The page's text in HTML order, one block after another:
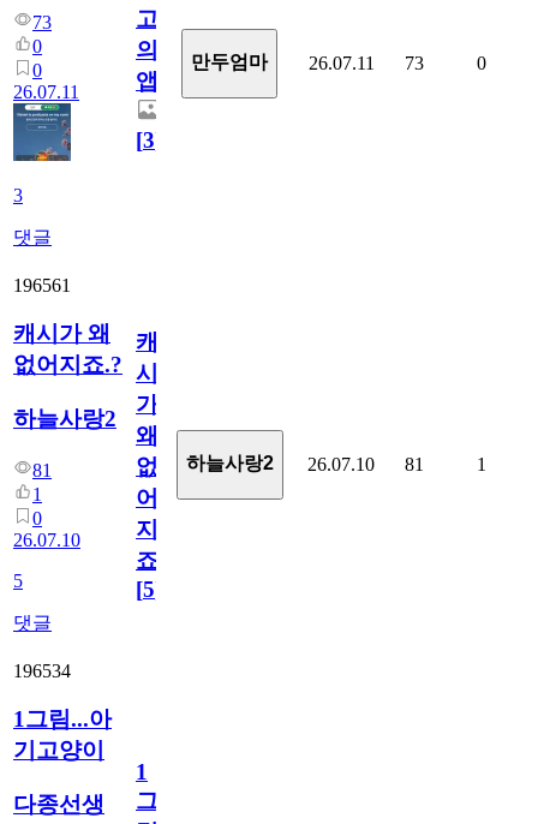
73
0
0
26.07.11
3
댓글
고
의
앱.
[3]
만두엄마 26.07.11 73 0
196561
캐시가 왜
없어지죠.?
하늘사랑2
81
1
0
26.07.10
5
댓글
캐
시
가
왜
없
어
지
죠.?
[5]
하늘사랑2 26.07.10 81 1
196534
1그림...아
기고양이
다종선생
1
그